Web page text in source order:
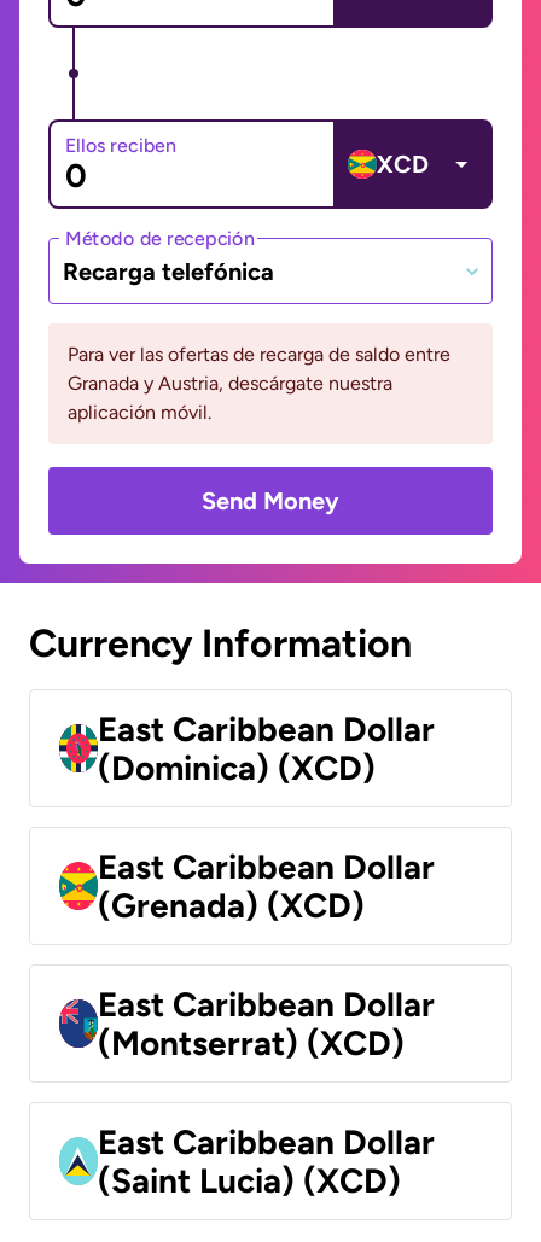
Ellos reciben
XCD
Método de recepción
Recarga telefónica
Para ver las ofertas de recarga de saldo entre
Granada y Austria, descárgate nuestra
aplicación móvil.
Send Money
Currency Information
East Caribbean Dollar
(Dominica) (XCD)
East Caribbean Dollar
(Grenada) (XCD)
East Caribbean Dollar
(Montserrat) (XCD)
East Caribbean Dollar
(Saint Lucia) (XCD)